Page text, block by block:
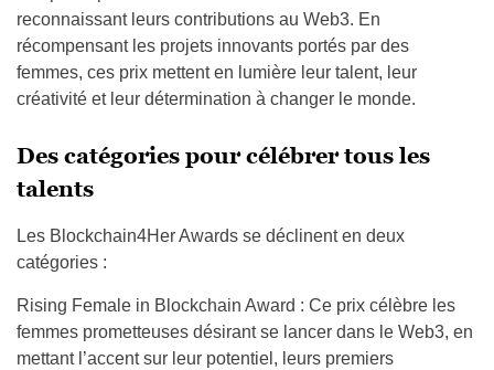
reconnaissant leurs contributions au Web3. En
récompensant les projets innovants portés par des
femmes, ces prix mettent en lumière leur talent, leur
créativité et leur détermination à changer le monde.
Des catégories pour célébrer tous les
talents
Les Blockchain4Her Awards se déclinent en deux
catégories :
Rising Female in Blockchain Award : Ce prix célèbre les
femmes prometteuses désirant se lancer dans le Web3, en
mettant l’accent sur leur potentiel, leurs premiers